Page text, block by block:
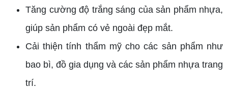
Tăng cường độ trắng sáng của sản phẩm nhựa,
giúp sản phẩm có vẻ ngoài đẹp mắt.
Cải thiện tính thẩm mỹ cho các sản phẩm như
bao bì, đồ gia dụng và các sản phẩm nhựa trang
trí.